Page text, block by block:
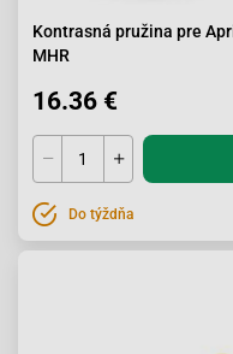
Kontrasná pružina pre
MHR
16.36 €
Do týždňa